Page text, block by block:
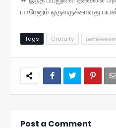
யாரேனும் ஒருவருக்காவது
Tags Gratuity
Post a Comment